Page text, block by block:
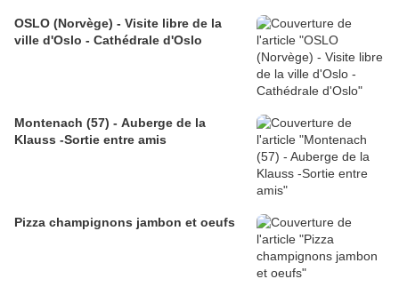
OSLO (Norvège) - Visite libre de la
ville d'Oslo - Cathédrale d'Oslo
Montenach (57) - Auberge de la
Klauss -Sortie entre amis
Pizza champignons jambon et oeufs